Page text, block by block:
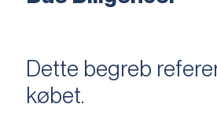
Dette begreb
købet.